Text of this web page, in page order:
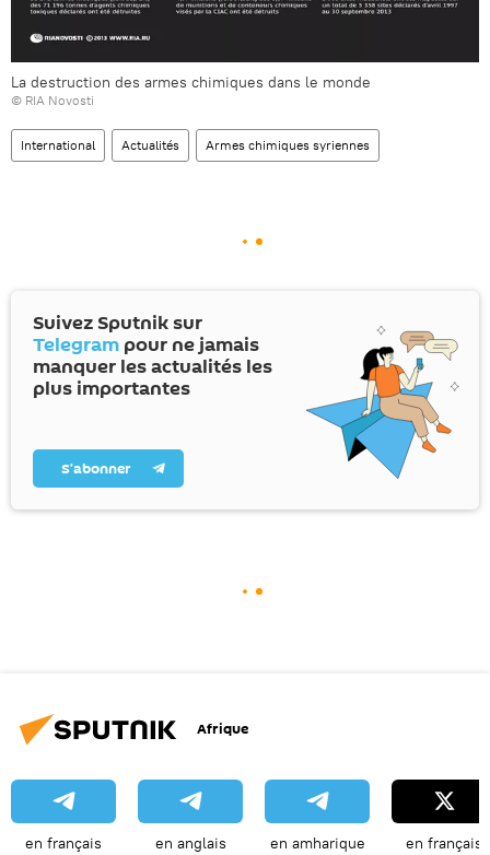
La destruction des armes chimiques dans le monde
© RIA Novosti
International Actualités Armes chimiques syriennes
Suivez Sputnik sur
Telegram pour ne jamais
manquer les actualités les
plus importantes
S’abonner
Afrique
en français en anglais en amharique en français